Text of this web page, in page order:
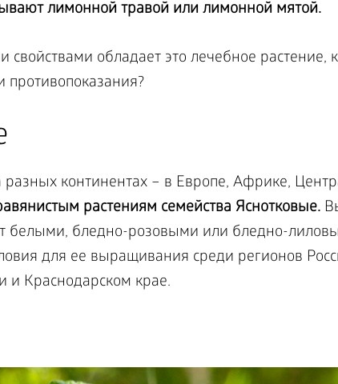
лимонной травой или лимонной мятой.
обладает это лечебное растение,
противопоказания?
разных континентах – в Европе, Африке,
растениям семейства Яснотковые.
белыми, бледно-розовыми или бледно-
для ее выращивания среди регионов
и Краснодарском крае.